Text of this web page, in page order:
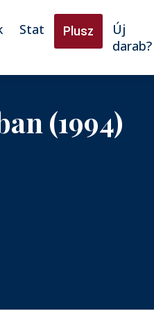
Stat Plusz
Új
darab?
(1994)